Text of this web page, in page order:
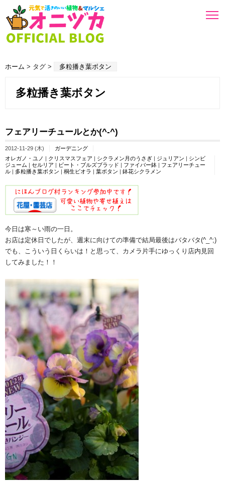
ホーム > タグ > 多粒播き葉ボタン
多粒播き葉ボタン
フェアリーチュールとか(^-^)
2012-11-29 (木)
ガーデニング
オレガノ・ユノ | クリスマスフェア | シクラメン月のうさぎ | ジュリアン | シンビ
ジューム | セルリア | ビート・ブルズブラッド | ファイバー鉢 | フェアリーチュー
ル | 多粒播き葉ボタン | 桐生ビオラ | 葉ボタン | 鉢花シクラメン
今日は寒～い雨の一日。
お店は定休日でしたが、週末に向けての準備で結局最後はバタバタ(^_^;)
でも、こういう日くらいは！と思って、カメラ片手にゆっくり店内見回
してみました！！